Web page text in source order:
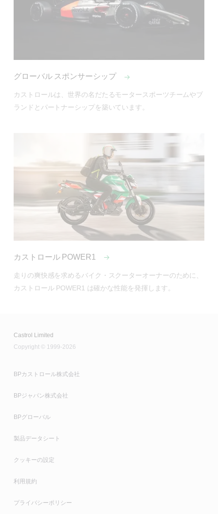
グローバル スポンサーシップ
カストロールは、世界の名だたるモータースポーツチームやブ
ランドとパートナーシップを築いています。
カストロール POWER1
走りの爽快感を求めるバイク・スクーターオーナーのために、
カストロール POWER1 は確かな性能を発揮します。
Castrol Limited
Copyright © 1999-2026
BPカストロール株式会社
BPジャパン株式会社
BPグローバル
製品データシート
クッキーの設定
利用規約
プライバシーポリシー